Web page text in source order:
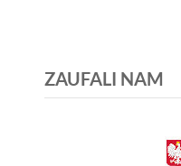
ZAUFALI NAM